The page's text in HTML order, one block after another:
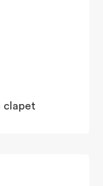
clapet